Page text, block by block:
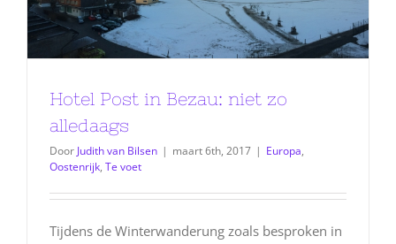
Hotel Post in Bezau: niet zo
alledaags
Door Judith van Bilsen | maart 6th, 2017 | Europa,
Oostenrijk, Te voet
Tijdens de Winterwanderung zoals besproken in